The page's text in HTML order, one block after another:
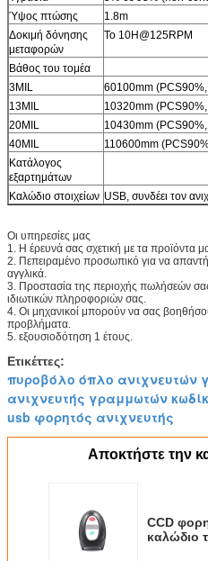
Ύψος πτώσης
1.8m
Δοκιμή δόνησης
μεταφορών
Το 10H@125RPM
Βάθος του τομέα
3MIL
60100mm
13MIL
10320mm
20MIL
10430mm
40MIL
110600mm
Κατάλογος
εξαρτημάτων
Καλώδιο στοιχείων USB, συνδέει τον
Οι υπηρεσίες μας
1. Η έρευνά σας σχετική με τα προϊόντα
2. Πεπειραμένο προσωπικό για να
αγγλικά.
3. Προστασία της περιοχής πωλήσεών
ιδιωτικών πληροφοριών σας.
4. Οι μηχανικοί μπορούν να σας
προβλήματα.
5. εξουσιοδότηση 1 έτους.
Ετικέττες:
πυροβόλο όπλο ανιχνευτών
ανιχνευτής γραμμωτών
usb φορητός ανιχνευτής
Αποκτήστε την
CCD
καλώδιο